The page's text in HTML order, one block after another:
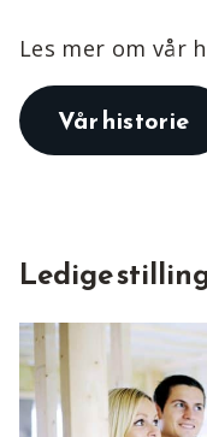
Les mer om vår
Vår historie
Ledige